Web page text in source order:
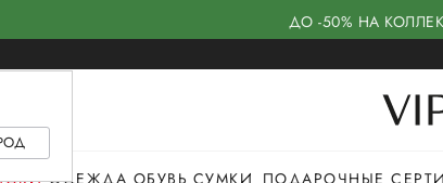
ДО -50% НА
ОДЕЖДА ОБУВЬ СУМКИ ПОДАРОЧНЫЕ